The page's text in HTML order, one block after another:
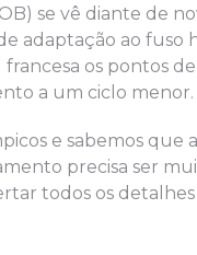
se vê diante de
adaptação ao fuso
os pontos
a um ciclo menor.
e sabemos que
precisa ser
todos os